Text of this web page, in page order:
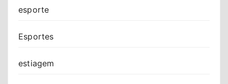
esporte
Esportes
estiagem